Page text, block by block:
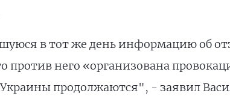
в тот же день информацию об
против него «организована
продолжаются", - заявил